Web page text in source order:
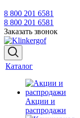
8 800 201 6581
8 800 201 6581
Заказать звонок
Каталог
Акции и
распродажи